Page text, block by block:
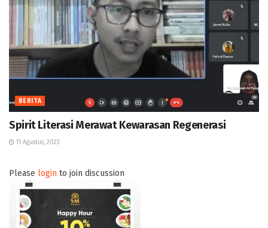
BERITA
Spirit Literasi Merawat Kewarasan Regenerasi
11 Agustus, 2023
Please login to join discussion